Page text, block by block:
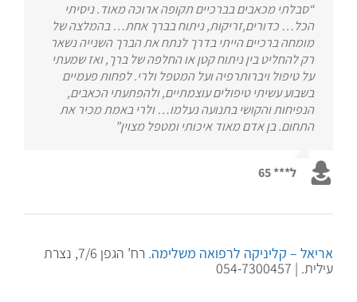
“סבלתי מכאבים בברכיים תקופה ארוכה מאוד. ניסיתי
הכל… כדורים,זריקות, ניתוח בברך אחת… בהמלצה של
מומחה ברכיים הייתי בדרך לנתח את הברך השנייה נשאר
רק להחליט בין ניתוח קטן או החלפה של ברך, ואז שמעתי
על טיפול ויברותרפיה ועל המטפל ולרי. לפחות פעמיים
בשבוע עשיתי טיפולים עוצמתיים, ולהפתעתי הכאבים,
הנפיחות והקושי בתנועה נעלמו… ולרי באמת מכיר את
התחום. בן אדם מאוד איכותי ומטפל מצוין”
ל*** 65
אריאל – קליניקה לרפואה משלימה.
רח’ הגפן 7/6, נצרת
עילית. | 054-7300457